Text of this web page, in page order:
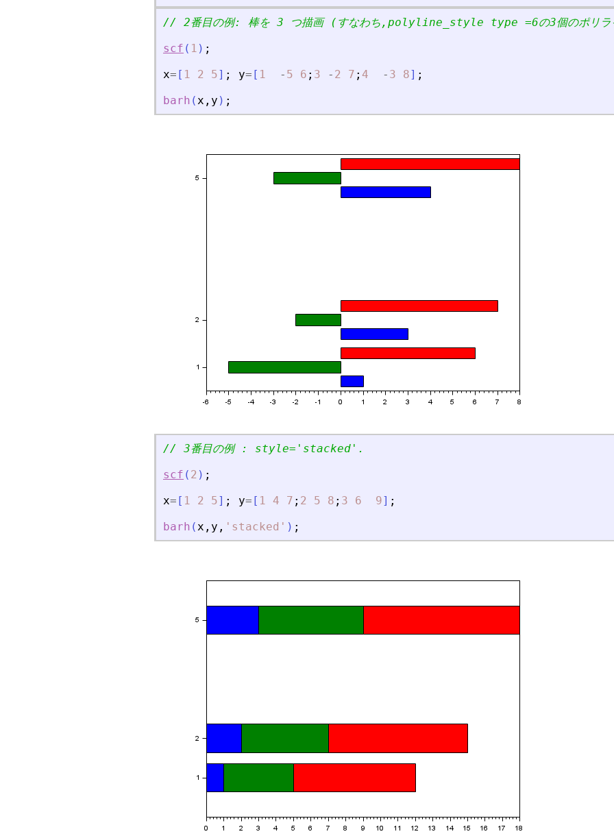
// 2番目の例: 棒を 3 つ描画 (すなわち,polyline_style type =6の3個のポ
scf ( 1 ) ;
x= [ 1 2 5] ; y= [ 1 - 5 6 ; 3 - 2 7 ; 4 - 3 8] ;
barh (x , y ) ;
// 3番目の例 : style= ' stacked ' .
scf ( 2 ) ;
x= [ 1 2 5] ; y= [ 1 4 7 ; 2 5 8 ; 3 6 9] ;
barh (x , y , ' stacked ' ) ;